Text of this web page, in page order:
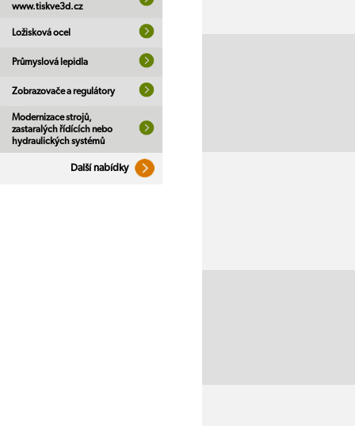
www.tiskve3d.cz
Ložisková ocel
Průmyslová lepidla
Zobrazovače a regulátory
Modernizace strojů,
zastaralých řídících nebo
hydraulických systémů
Další nabídky